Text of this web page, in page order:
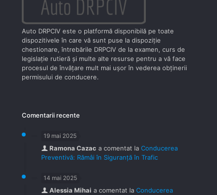
Auto DRPCIV este o platformă disponibilă pe toate
dispozitivele în care vă sunt puse la dispoziţie
chestionare, întrebările DRPCIV de la examen, curs de
legislaţie rutieră şi multe alte resurse pentru a vă face
procesul de învăţare mult mai uşor în vederea obţinerii
permisului de conducere.
Comentarii recente
19 mai 2025
Ramona Cazac a comentat la Conducerea
Preventivă: Rămâi în Siguranță în Trafic
14 mai 2025
Alessia Mihai a comentat la Conducerea